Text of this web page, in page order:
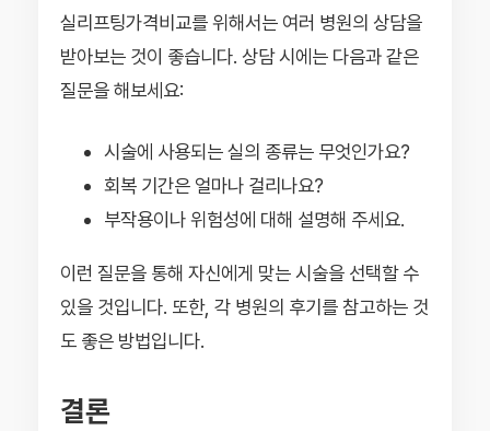
실리프팅가격비교를 위해서는 여러 병원의 상담을
받아보는 것이 좋습니다. 상담 시에는 다음과 같은
질문을 해보세요:
시술에 사용되는 실의 종류는 무엇인가요?
회복 기간은 얼마나 걸리나요?
부작용이나 위험성에 대해 설명해 주세요.
이런 질문을 통해 자신에게 맞는 시술을 선택할 수
있을 것입니다. 또한, 각 병원의 후기를 참고하는 것
도 좋은 방법입니다.
결론